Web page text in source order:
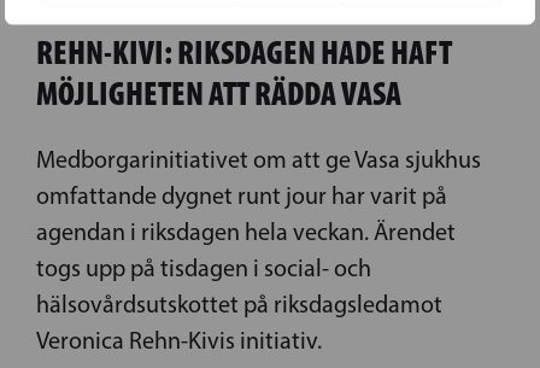
REHN-KIVI: RIKSDAGEN HADE HAFT
MÖJLIGHETEN ATT RÄDDA VASA
Medborgarinitiativet om att ge Vasa sjukhus
omfattande dygnet runt jour har varit på
agendan i riksdagen hela veckan. Ärendet
togs upp på tisdagen i social- och
hälsovårdsutskottet på riksdagsledamot
Veronica Rehn-Kivis initiativ.